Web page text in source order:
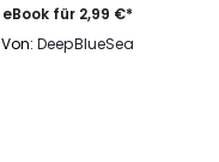
Bewert
et mit
von 5,
basier
93
eBook für 2,99 €*
Von:DeepBlueSea